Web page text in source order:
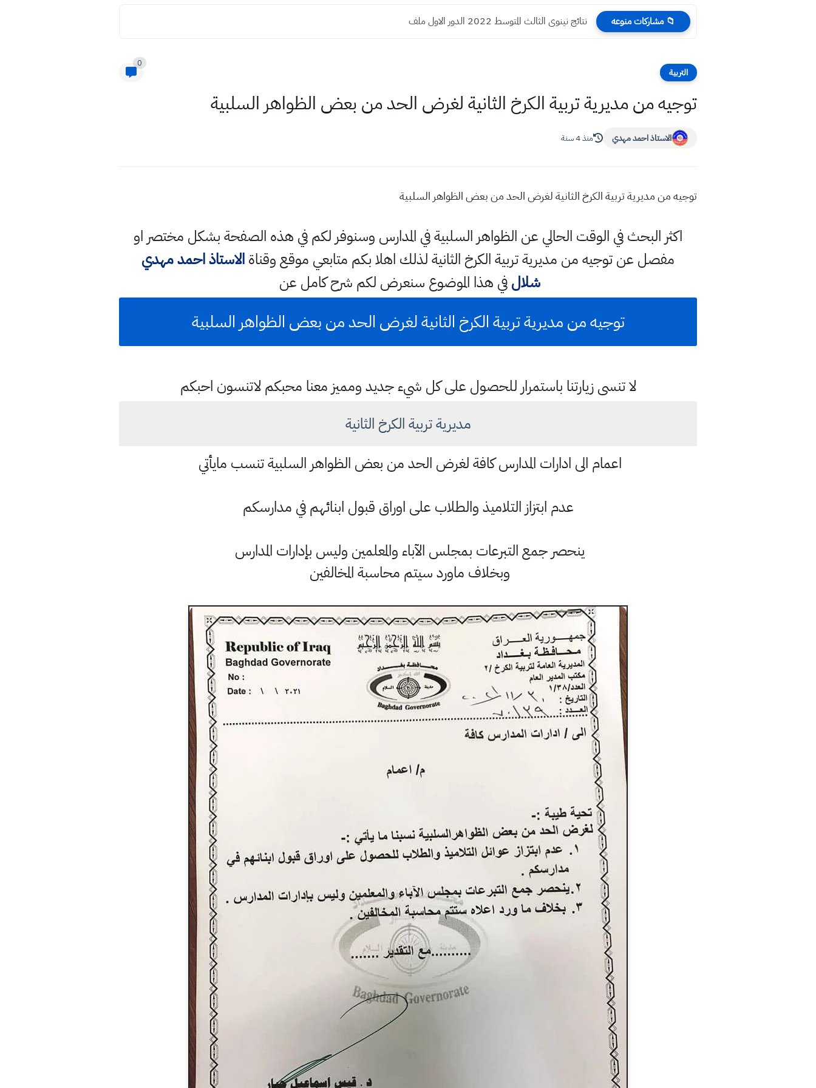
📁 مشاركات منوعه نتائج نينوى الثالث المتوسط 2022 الدور الاول ملف
التربية
0
توجيه من مديرية تربية الكرخ الثانية لغرض الحد من بعض الظواهر السلبية
الاستاذ احمد مهدي منذ 4 سنة
توجيه من مديرية تربية الكرخ الثانية لغرض الحد من بعض الظواهر السلبية
اكثر البحث في الوقت الحالي عن الظواهر السلبية في المدارس وسنوفر لكم في هذه الصفحة بشكل مختصر او
مفصل عن توجيه من مديرية تربية الكرخ الثانية لذلك اهلا بكم متابعي موقع وقناةالاستاذ احمد مهدي
شلالفي هذا الموضوع سنعرض لكم شرح كامل عن
توجيه من مديرية تربية الكرخ الثانية لغرض الحد من بعض الظواهر السلبية
لا تنسى زيارتنا باستمرار للحصول على كل شيء جديد ومميز معنا محبكم لاتنسون احبكم
مديرية تربية الكرخ الثانية
اعمام الى ادارات المدارس كافة لغرض الحد من بعض الظواهر السلبية تنسب مايأتي
عدم ابتزاز التلاميذ والطلاب على اوراق قبول ابنائهم في مدارسكم
ينحصر جمع التبرعات بمجلس الآباء والمعلمين وليس بإدارات المدارس
وبخلاف ماورد سيتم محاسبة المخالفين